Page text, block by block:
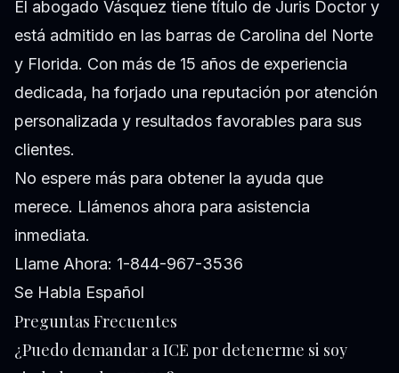
El abogado Vásquez tiene título de Juris Doctor y
está admitido en las barras de Carolina del Norte
y Florida. Con más de 15 años de experiencia
dedicada, ha forjado una reputación por atención
personalizada y resultados favorables para sus
clientes.
No espere más para obtener la ayuda que
merece. Llámenos ahora para asistencia
inmediata.
Llame Ahora: 1-844-967-3536
Se Habla Español
Preguntas Frecuentes
¿Puedo demandar a ICE por detenerme si soy